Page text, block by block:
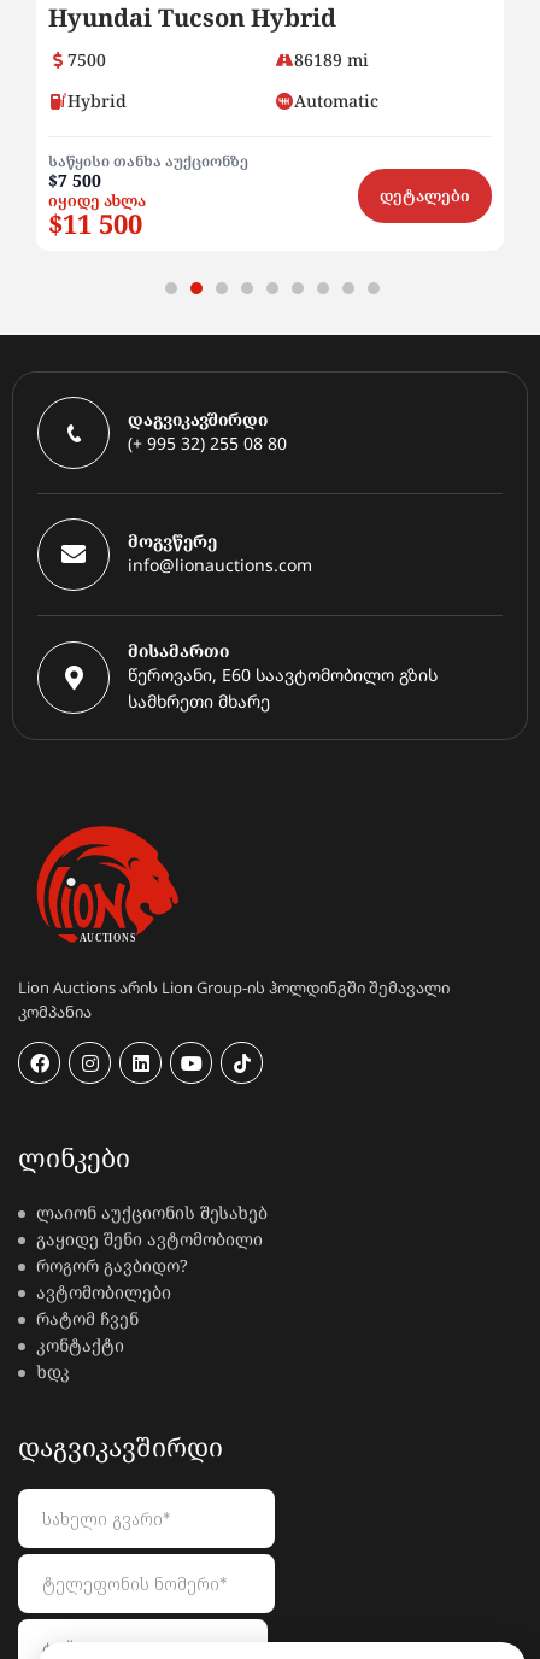
86189 mi
Automatic
დეტალები
Volkswagen Passat
9200
Petrol
$9 200
დაგვიკავშირდი
(+ 995 32) 255 08 80
მოგვწერე
info@lionauctions.com
მისამართი
წეროვანი, E60 საავტომობილო გზის
სამხრეთი მხარე
Lion Auctions არის Lion Group-ის ჰოლდინგში შემავალი
კომპანია
ᲚᲘᲜᲙᲔᲑᲘ
ლაიონ აუქციონის შესახებ
გაყიდე შენი ავტომობილი
როგორ გავბიდო?
ავტომობილები
რატომ ჩვენ
კონტაქტი
ხდკ
ᲓᲐᲒᲕᲘᲙᲐᲕᲨᲘᲠᲓᲘ